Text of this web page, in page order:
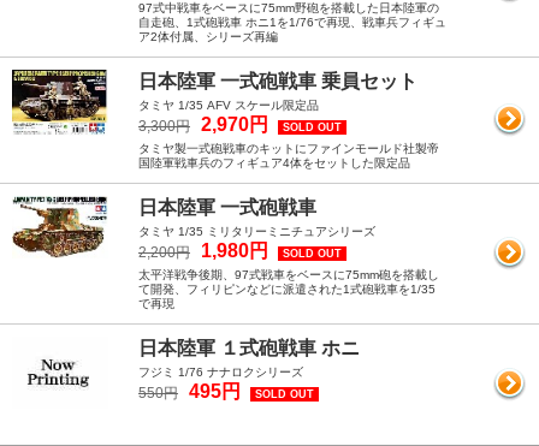
97式中戦車をベースに75mm野砲を搭載した日本陸軍の
自走砲、1式砲戦車 ホニ1を1/76で再現、戦車兵フィギュ
ア2体付属、シリーズ再編
日本陸軍 一式砲戦車 乗員セット
タミヤ 1/35 AFV スケール限定品
3,300円 2,970円 SOLD OUT
タミヤ製一式砲戦車のキットにファインモールド社製帝
国陸軍戦車兵のフィギュア4体をセットした限定品
日本陸軍 一式砲戦車
タミヤ 1/35 ミリタリーミニチュアシリーズ
2,200円 1,980円 SOLD OUT
太平洋戦争後期、97式戦車をベースに75mm砲を搭載し
て開発、フィリピンなどに派遣された1式砲戦車を1/35
で再現
日本陸軍 １式砲戦車 ホニ
フジミ 1/76 ナナロクシリーズ
550円 495円 SOLD OUT